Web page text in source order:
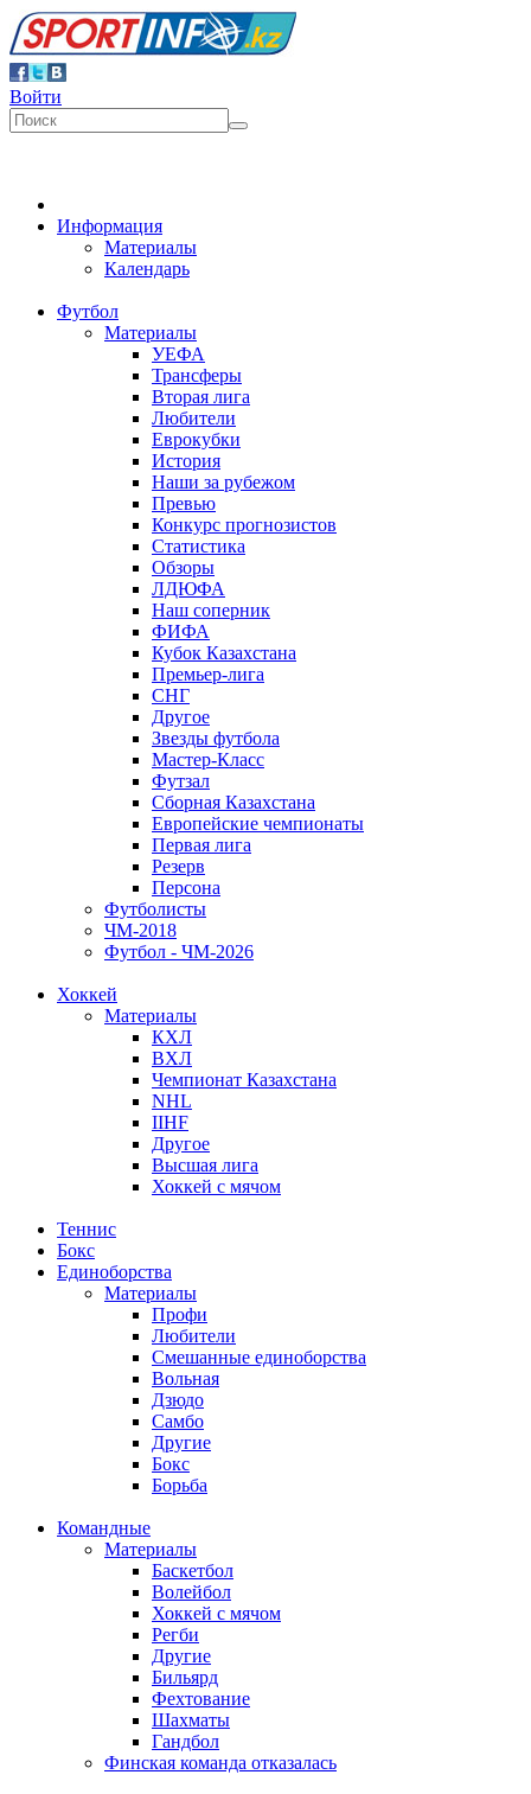
Войти
Информация
Материалы
Календарь
Футбол
Материалы
УЕФА
Трансферы
Вторая лига
Любители
Еврокубки
История
Наши за рубежом
Превью
Конкурс прогнозистов
Статистика
Обзоры
ЛДЮФА
Наш соперник
ФИФА
Кубок Казахстана
Премьер-лига
СНГ
Другое
Звезды футбола
Мастер-Класс
Футзал
Сборная Казахстана
Европейские чемпионаты
Первая лига
Резерв
Персона
Футболисты
ЧМ-2018
Футбол - ЧМ-2026
Хоккей
Материалы
КХЛ
ВХЛ
Чемпионат Казахстана
NHL
IIHF
Другое
Высшая лига
Хоккей с мячом
Теннис
Бокс
Единоборства
Материалы
Профи
Любители
Смешанные единоборства
Вольная
Дзюдо
Самбо
Другие
Бокс
Борьба
Командные
Материалы
Баскетбол
Волейбол
Хоккей с мячом
Регби
Другие
Бильярд
Фехтование
Шахматы
Гандбол
Финская команда отказалась